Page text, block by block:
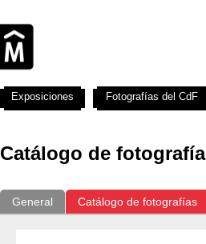
Catálogo de
General Catálogo de fotografías
Exposiciones Fotografías del CdF